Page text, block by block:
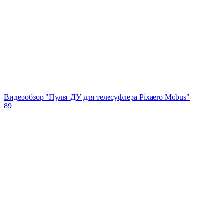
Видеообзор "Пульт ДУ для телесуфлера Pixaero Mobus"
89